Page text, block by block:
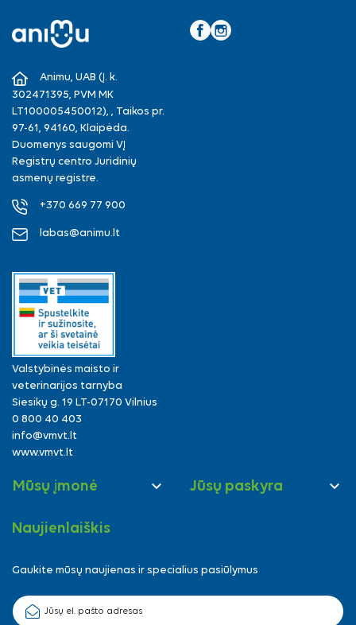
Animu, UAB (Į. k.
302471395, PVM MK
LT100005450012), , Taikos pr.
97-61, 94160, Klaipėda.
Duomenys saugomi VĮ
Registrų centro Juridinių
asmenų registre.
+370 669 77 900
labas@animu.lt
Valstybinės maisto ir
veterinarijos tarnyba
Siesikų g. 19 LT-07170 Vilnius
0 800 40 403
info@vmvt.lt
www.vmvt.lt
Mūsų įmonė  Jūsų paskyra 
Naujienlaiškis
Gaukite mūsų naujienas ir specialius pasiūlymus